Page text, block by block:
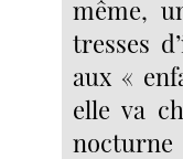
même,
tresses
aux «
elle va
nocturne